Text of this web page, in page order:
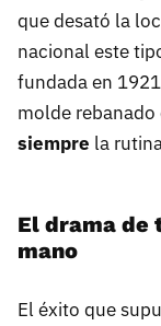
que desató la
nacional este
fundada en
molde
siempre la
El drama de
mano
El éxito que